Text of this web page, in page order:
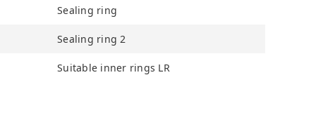
Sealing ring
Sealing ring 2
Suitable inner rings LR